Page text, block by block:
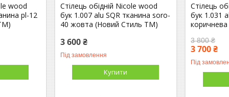
wood
pl-12
Стілець обідній Nicole wood
бук 1.007 alu SQR тканина soro-
40 жовта (Новий Стиль ТМ)
3 600 ₴
Під замовлення
Купити
Стілець
бук 1.031
3 800 ₴
3 700 ₴
Під